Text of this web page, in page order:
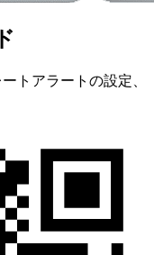
トアラートの設定、